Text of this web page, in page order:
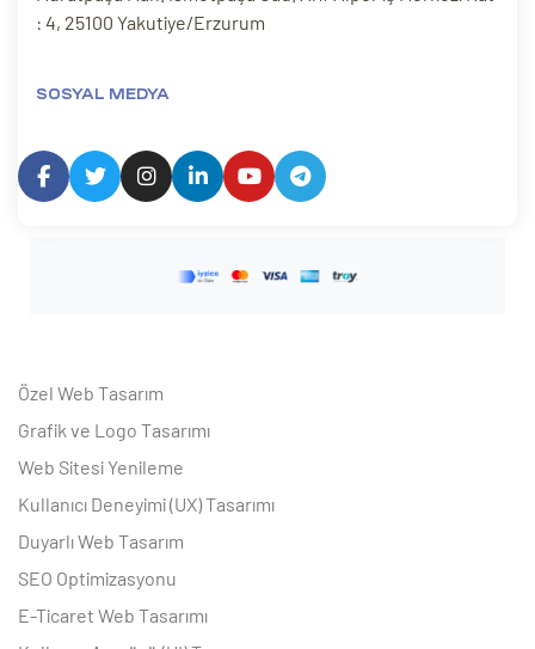
: 4, 25100 Yakutiye/Erzurum
SOSYAL MEDYA
Özel Web Tasarım
Grafik ve Logo Tasarımı
Web Sitesi Yenileme
Kullanıcı Deneyimi (UX) Tasarımı
Duyarlı Web Tasarım
SEO Optimizasyonu
E-Ticaret Web Tasarımı